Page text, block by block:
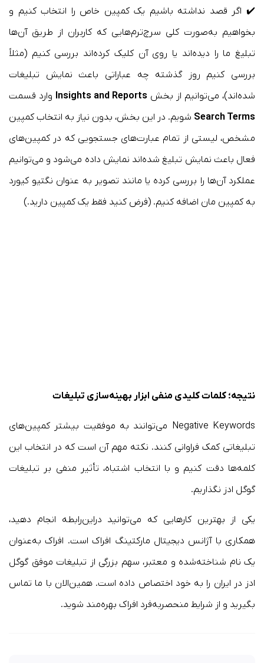
✔️ اگر قصد نداشته باشیم یک کمپین خاص را انتخاب کنیم و
بخواهیم به‌صورت کلی سرچ‌ترم‌هایی که کاربران از طریق آن‌ها
تبلیغ ما را دیده‌اند یا روی آن کلیک کرده‌اند بررسی کنیم (مثلاً
بررسی کنیم روز گذشته چه عباراتی باعث نمایش تبلیغات
شده‌اند)، می‌توانیم از بخش Insights and Reports وارد قسمت
Search Terms شویم. در این بخش، بدون نیاز به انتخاب کمپین
مشخص، لیستی از تمام عبارت‌های جستجویی که در کمپین‌های
فعال باعث نمایش تبلیغ شده‌اند نمایش داده می‌شود و می‌توانیم
عملکرد آن‌ها را بررسی کرده یا مانند تصویر به عنوان نگتیو کیورد
به کمپین مان اضافه کنیم. (فرض کنید فقط یک کمپین دارید.)
نتیجه؛ کلمات کلیدی منفی ابزار بهینه‌سازی تبلیغات
Negative Keywords می‌توانند به موفقیت بیشتر کمپین‌های
تبلیغاتی کمک فراوانی کنند. نکته مهم آن است که در انتخاب این
کلمه‌ها دقت کنیم و با انتخاب اشتباه، تأثیر منفی بر تبلیغات
گوگل ادز نگذاریم.
یکی از بهترین کارهایی که می‌توانید دراین‌رابطه انجام دهید،
همکاری با آژانس دیجیتال مارکتینگ افراک است. افراک به‌عنوان
یک نام شناخته‌شده و معتبر، سهم بزرگی از تبلیغات موفق گوگل
ادز در ایران را به خود اختصاص داده است. همین‌الان با ما تماس
بگیرید و از شرایط منحصربه‌فرد افراک بهره‌مند شوید.